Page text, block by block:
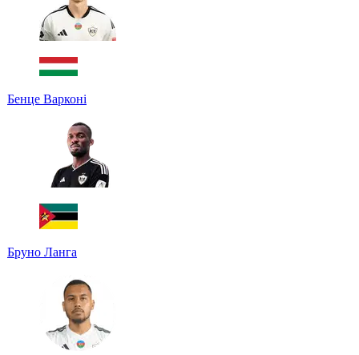
Бенце Варконі
Бруно Ланга